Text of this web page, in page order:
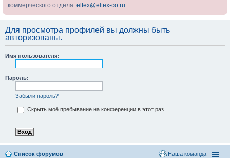
коммерческого отдела: eltex@eltex-co.ru.
Для просмотра профилей вы должны быть
авторизованы.
Имя пользователя:
Пароль:
Забыли пароль?
Скрыть моё пребывание на конференции в этот раз
Список форумов Наша команда